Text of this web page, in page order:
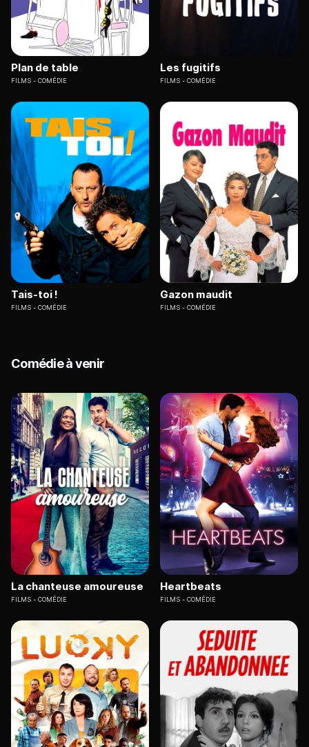
Plan de table
FILMS COMÉDIE
Les fugitifs
FILMS COMÉDIE
Tais-toi !
FILMS COMÉDIE
Gazon maudit
FILMS COMÉDIE
Comédie à venir
La chanteuse amoureuse
FILMS COMÉDIE
Heartbeats
FILMS COMÉDIE